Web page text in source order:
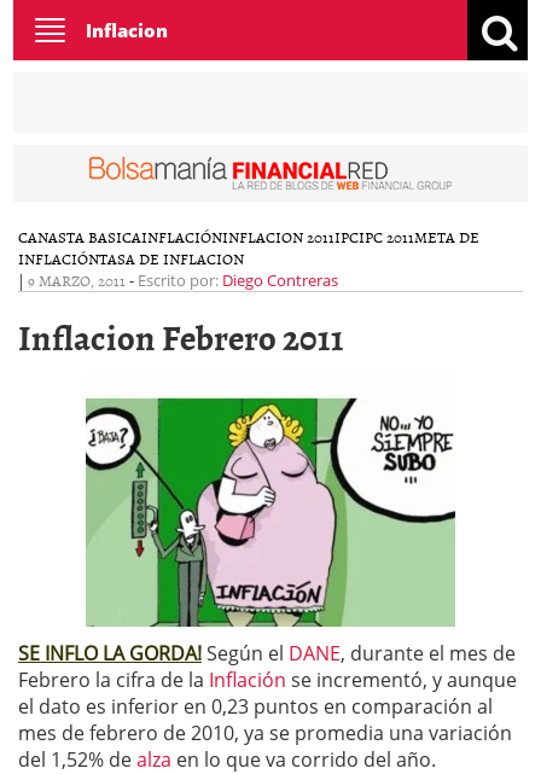
Toggle
navigation
Inflacion
CANASTA BASICAINFLACIÓNINFLACION 2011IPCIPC 2011META DE
INFLACIÓNTASA DE INFLACION
| 9 MARZO, 2011 - Escrito por: Diego Contreras
Inflacion Febrero 2011
SE INFLO LA GORDA!Según el DANE, durante el mes de
Febrero la cifra de la Inflación se incrementó, y aunque
el dato es inferior en 0,23 puntos en comparación al
mes de febrero de 2010, ya se promedia una variación
del 1,52% dealza en lo que va corrido del año.